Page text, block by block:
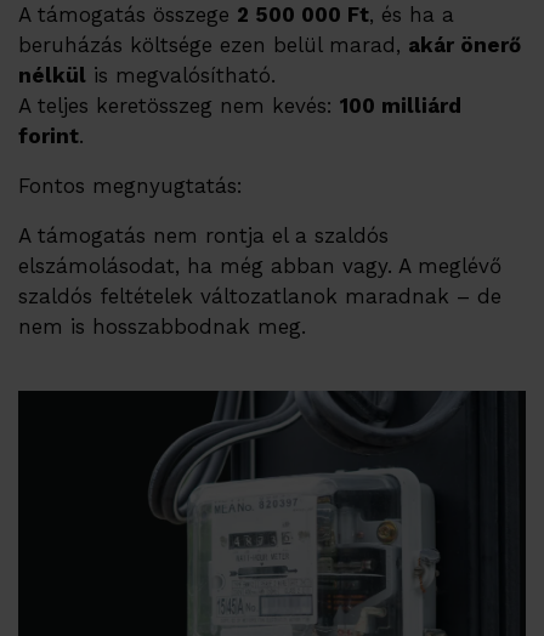
A támogatás összege 2 500 000 Ft, és ha a
beruházás költsége ezen belül marad, akár önerő
nélkül is megvalósítható.
A teljes keretösszeg nem kevés: 100 milliárd
forint.
Fontos megnyugtatás:
A támogatás nem rontja el a szaldós
elszámolásodat, ha még abban vagy. A meglévő
szaldós feltételek változatlanok maradnak – de
nem is hosszabbodnak meg.